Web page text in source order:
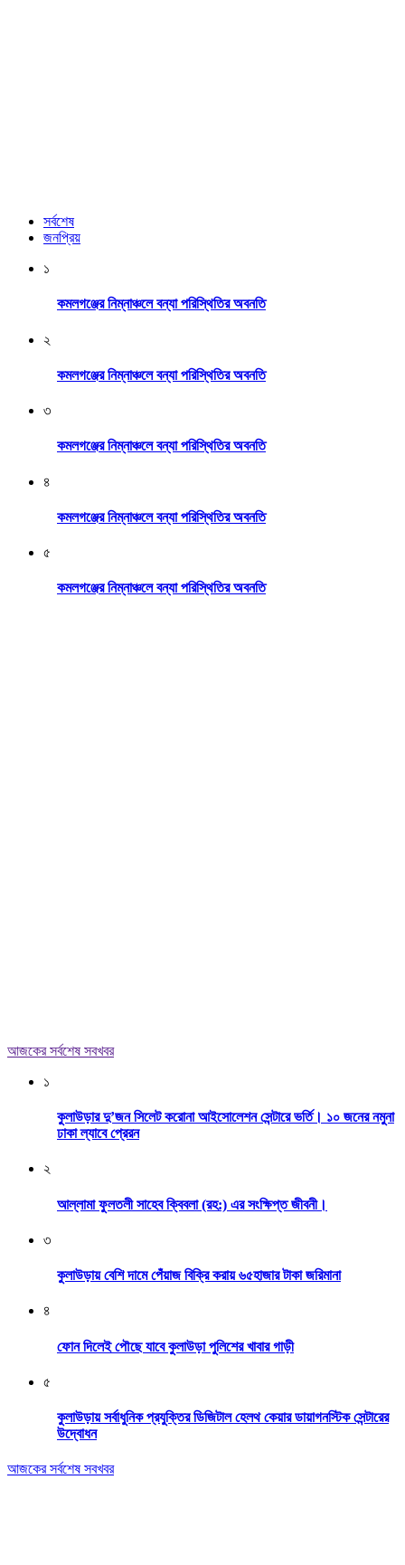
সর্বশেষ
জনপ্রিয়
১
কমলগঞ্জের নিম্নাঞ্চলে বন্যা পরিস্থিতির অবনতি
২
কমলগঞ্জের নিম্নাঞ্চলে বন্যা পরিস্থিতির অবনতি
৩
কমলগঞ্জের নিম্নাঞ্চলে বন্যা পরিস্থিতির অবনতি
৪
কমলগঞ্জের নিম্নাঞ্চলে বন্যা পরিস্থিতির অবনতি
৫
কমলগঞ্জের নিম্নাঞ্চলে বন্যা পরিস্থিতির অবনতি
আজকের সর্বশেষ সবখবর
১
কুলাউড়ার দু’জন সিলেট করোনা আইসোলেশন সেন্টারে ভর্তি। ১০ জনের নমুনা
ঢাকা ল্যাবে প্রেরন
২
আল্লামা ফুলতলী সাহেব ক্বিবলা (রহ:) এর সংক্ষিপ্ত জীবনী।
৩
কুলাউড়ায় বেশি দামে পেঁয়াজ বিক্রি করায় ৬৫হাজার টাকা জরিমানা
৪
ফোন দিলেই পৌছে যাবে কুলাউড়া পুলিশের খাবার গাড়ী
৫
কুলাউড়ায় সর্বাধুনিক প্রযুক্তির ডিজিটাল হেলথ কেয়ার ডায়াগনস্টিক সেন্টারের
উদ্বোধন
আজকের সর্বশেষ সবখবর